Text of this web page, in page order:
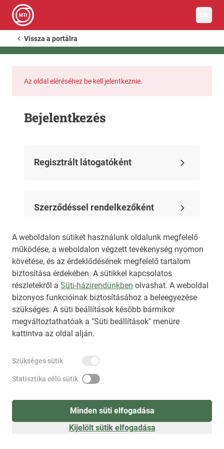
A weboldalon sütiket használunk oldalunk megfelelő
működése, a weboldalon végzett tevékenység nyomon
követése, és az érdeklődésének megfelelő tartalom
biztosítása érdekében. A sütikkel kapcsolatos
részletekről a Süti-házirendünkben olvashat. A weboldal
bizonyos funkcióinak biztosításához a beleegyezése
szükséges. A süti beállítások később bármikor
megváltoztathatóak a "Süti beállítások" menüre
kattintva az oldal alján.
Szükséges sütik
Statisztika célú sütik
Minden süti elfogadása
Kijelölt sütik elfogadása
Vissza a portálra
Az oldal eléréséhez be kell jelentkeznie.
Bejelentkezés
Regisztrált látogatóként
Szerződéssel rendelkezőként
Regisztráció(látogatóként)